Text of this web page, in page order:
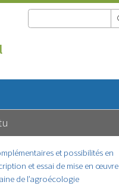
et possibilités en
et essai de mise en œuvre
de l’agroécologie